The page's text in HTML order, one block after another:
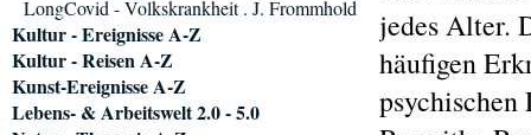
jedes Alter.
häufigen
psychischen
LongCovid - Volkskrankheit . J. Frommhold
Kultur - Ereignisse A-Z
Kultur - Reisen A-Z
Kunst-Ereignisse A-Z
Lebens- & Arbeitswelt 2.0 - 5.0